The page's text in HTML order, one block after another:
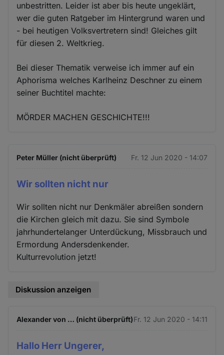
unbestritten. Leider ist aber bis heute ungeklärt,
wer die guten Ratgeber im Hintergrund waren und
- bei heutigen Volksvertretern sind! Gleiches gilt
für diesen 2. Weltkrieg.
Bei dieser Thematik verweise ich immer auf ein
Aphorisma welches Karlheinz Deschner zu einem
seiner Buchtitel machte:
MÖRDER MACHEN GESCHICHTE!!!
Peter Müller (nicht überprüft) Fr. 12 Jun 2020 - 14:07
Wir sollten nicht nur
Wir sollten nicht nur Denkmäler abreißen sondern
die Kirchen gleich mit dazu. Sie sind Symbole
jahrhundertelanger Unterdückung, Missbrauch und
Ermordung Andersdenkender.
Kulturrevolution jetzt!
Diskussion anzeigen
Alexander von … (nicht überprüft)Fr. 12 Jun 2020 - 14:11
Hallo Herr Ungerer,